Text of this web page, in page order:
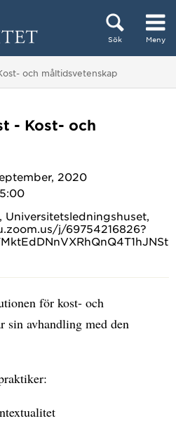
Sök Meny
och måltidsvetenskap
- Kost- och
2020
Universitetsledningshuset,
j/69754216826?
för kost- och
sin avhandling med den